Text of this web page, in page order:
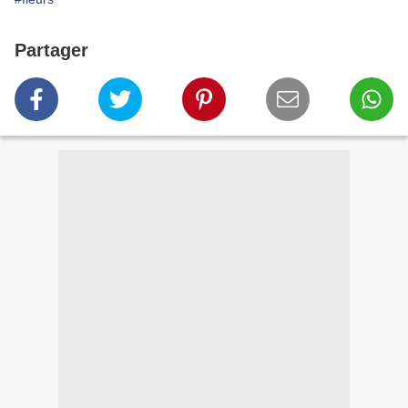
Partager